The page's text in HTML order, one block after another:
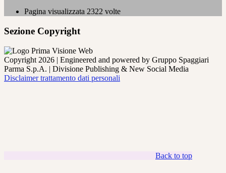
Pagina visualizzata 2322 volte
Sezione Copyright
Copyright 2026 | Engineered and powered by Gruppo Spaggiari
Parma S.p.A. | Divisione Publishing & New Social Media
Disclaimer trattamento dati personali
Back to top